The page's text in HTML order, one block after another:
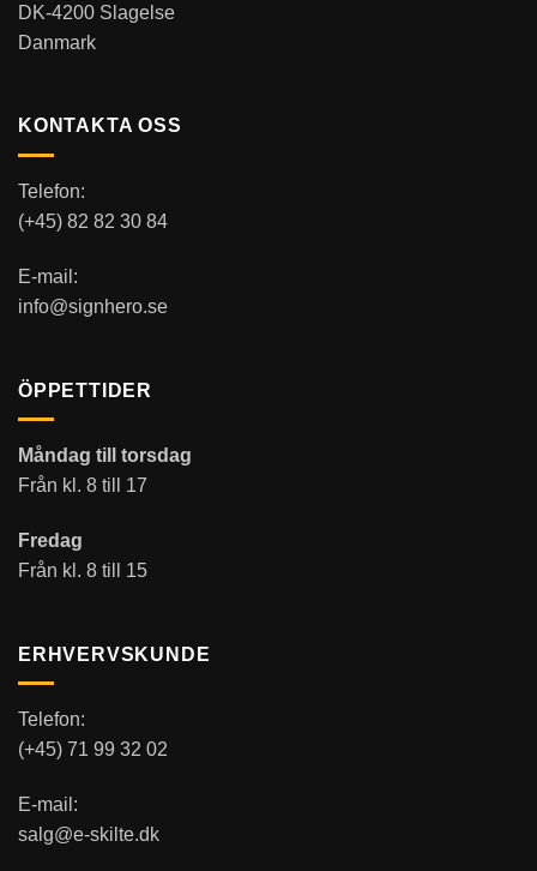
DK-4200 Slagelse
Danmark
KONTAKTA OSS
Telefon:
(+45) 82 82 30 84
E-mail:
info@signhero.se
ÖPPETTIDER
Måndag till torsdag
Från kl. 8 till 17
Fredag
Från kl. 8 till 15
ERHVERVSKUNDE
Telefon:
(+45) 71 99 32 02
E-mail:
salg@e-skilte.dk